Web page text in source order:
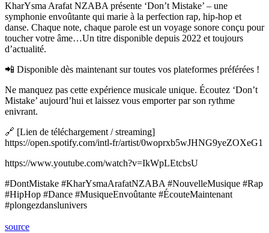
KharYsma Arafat NZABA présente ‘Don’t Mistake’ – une
symphonie envoûtante qui marie à la perfection rap, hip-hop et
danse. Chaque note, chaque parole est un voyage sonore conçu pour
toucher votre âme…Un titre disponible depuis 2022 et toujours
d’actualité.
📲 Disponible dès maintenant sur toutes vos plateformes préférées !
Ne manquez pas cette expérience musicale unique. Écoutez ‘Don’t
Mistake’ aujourd’hui et laissez vous emporter par son rythme
enivrant.
🔗 [Lien de téléchargement / streaming]
https://open.spotify.com/intl-fr/artist/0woprxb5wJHNG9yeZOXeG1
https://www.youtube.com/watch?v=IkWpLEtcbsU
#DontMistake #KharYsmaArafatNZABA #NouvelleMusique #Rap
#HipHop #Dance #MusiqueEnvoûtante #ÉcouteMaintenant
#plongezdanslunivers
source